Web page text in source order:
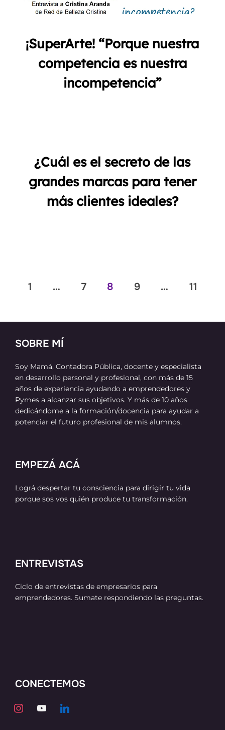
¡SuperArte! “Porque nuestra
competencia es nuestra
incompetencia”
¿Cuál es el secreto de las
grandes marcas para tener
más clientes ideales?
Paginación
1 … 7 8 9 … 11
SOBRE MÍ
Soy Mamá, Contadora Pública, docente y especialista
en desarrollo personal y profesional, con más de 15
años de experiencia ayudando a emprendedores y
Pymes a alcanzar sus objetivos. Y más de 10 años
dedicándome a la formación/docencia para ayudar a
potenciar el futuro profesional de mis alumnos.
EMPEZÁ ACÁ
Lográ despertar tu consciencia para dirigir tu vida
porque sos vos quién produce tu transformación.
ENTREVISTAS
Ciclo de entrevistas de empresarios para
emprendedores. Sumate respondiendo las preguntas.
CONECTEMOS
instagramyoutubelinkedin